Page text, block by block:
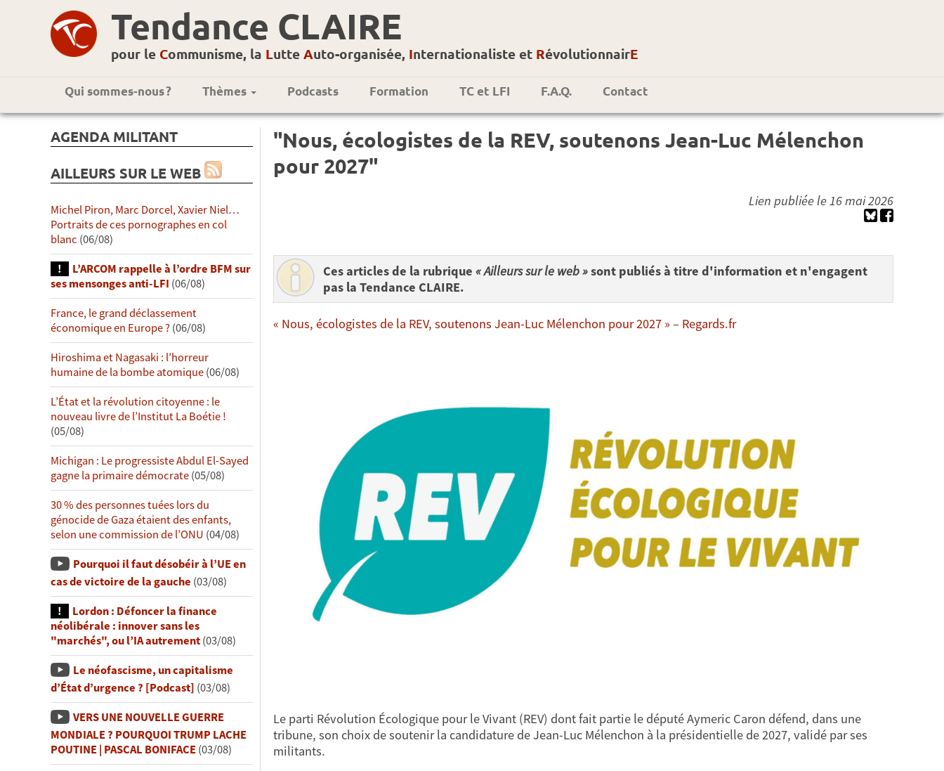
Tendance CLAIRE
pour le Communisme, la Lutte Auto-organisée, Internationaliste et RévolutionnairE
Qui sommes-nous ? Thèmes Podcasts Formation TC et LFI F.A.Q. Contact
AGENDA MILITANT
AILLEURS SUR LE WEB
Michel Piron, Marc Dorcel, Xavier Niel…
Portraits de ces pornographes en col
blanc (06/08)
L’ARCOM rappelle à l’ordre BFM sur
ses mensonges anti-LFI (06/08)
France, le grand déclassement
économique en Europe ?(06/08)
Hiroshima et Nagasaki : l’horreur
humaine de la bombe atomique(06/08)
L’État et la révolution citoyenne : le
nouveau livre de l’Institut La Boétie !
(05/08)
Michigan : Le progressiste Abdul El-Sayed
gagne la primaire démocrate(05/08)
30 % des personnes tuées lors du
génocide de Gaza étaient des enfants,
selon une commission de l’ONU (04/08)
Pourquoi il faut désobéir à l’UE en
cas de victoire de la gauche (03/08)
Lordon : Défoncer la finance
néolibérale : innover sans les
"marchés", ou l’IA autrement(03/08)
Le néofascisme, un capitalisme
d’État d’urgence ? [Podcast] (03/08)
VERS UNE NOUVELLE GUERRE
MONDIALE ? POURQUOI TRUMP LACHE
POUTINE | PASCAL BONIFACE(03/08)
"Nous, écologistes de la REV, soutenons Jean-Luc Mélenchon
pour 2027"
Lien publiée le 16 mai 2026
Ces articles de la rubrique « Ailleurs sur le web »sont publiés à titre d'information et n'engagent
pas la Tendance CLAIRE.
« Nous, écologistes de la REV, soutenons Jean-Luc Mélenchon pour 2027 » – Regards.fr
Le parti Révolution Écologique pour le Vivant (REV) dont fait partie le député Aymeric Caron défend, dans une
tribune, son choix de soutenir la candidature de Jean-Luc Mélenchon à la présidentielle de 2027, validé par ses
militants.